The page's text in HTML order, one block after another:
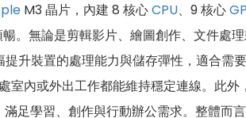
M3 晶片，內建 8 核心CPU、9 核心
。無論是剪輯影片、繪圖創作、文件處
提升裝置的處理能力與儲存彈性，適合
室內或外出工作都能維持穩定連線。此外
足學習、創作與行動辦公需求。整體而